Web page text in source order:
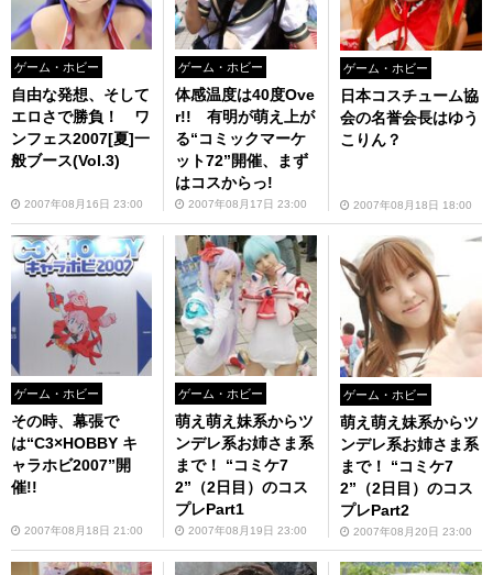
ゲーム・ホビー
自由な発想、そして
エロさで勝負！ ワ
ンフェス2007[夏]一
般ブース(Vol.3)
2007年08月16日 23:00
ゲーム・ホビー
体感温度は40度Ove
r!! 有明が萌え上が
る“コミックマーケ
ット72”開催、まず
はコスからっ!
2007年08月17日 23:00
ゲーム・ホビー
日本コスチューム協
会の名誉会長はゆう
こりん？
2007年08月18日 18:00
ゲーム・ホビー
その時、幕張で
は“C3×HOBBY キ
ャラホビ2007”開
催!!
2007年08月18日 21:00
ゲーム・ホビー
萌え萌え妹系からツ
ンデレ系お姉さま系
まで！ “コミケ7
2”（2日目）のコス
プレPart1
2007年08月19日 23:00
ゲーム・ホビー
萌え萌え妹系からツ
ンデレ系お姉さま系
まで！ “コミケ7
2”（2日目）のコス
プレPart2
2007年08月20日 23:00